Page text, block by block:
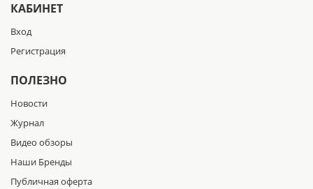
КАБИНЕТ
Вход
Регистрация
ПОЛЕЗНО
Новости
Журнал
Видео обзоры
Наши Бренды
Публичная оферта